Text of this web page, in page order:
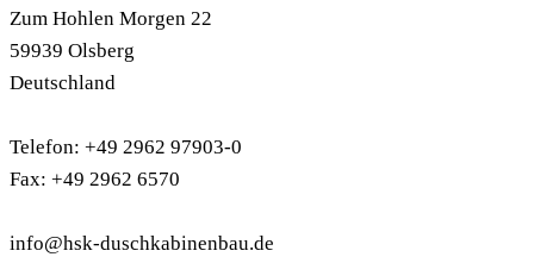
Zum Hohlen Morgen 22
59939 Olsberg
Deutschland
Telefon: +49 2962 97903-0
Fax: +49 2962 6570
info@hsk-duschkabinenbau.de